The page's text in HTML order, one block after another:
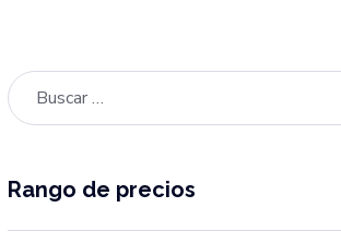
Rango de precios